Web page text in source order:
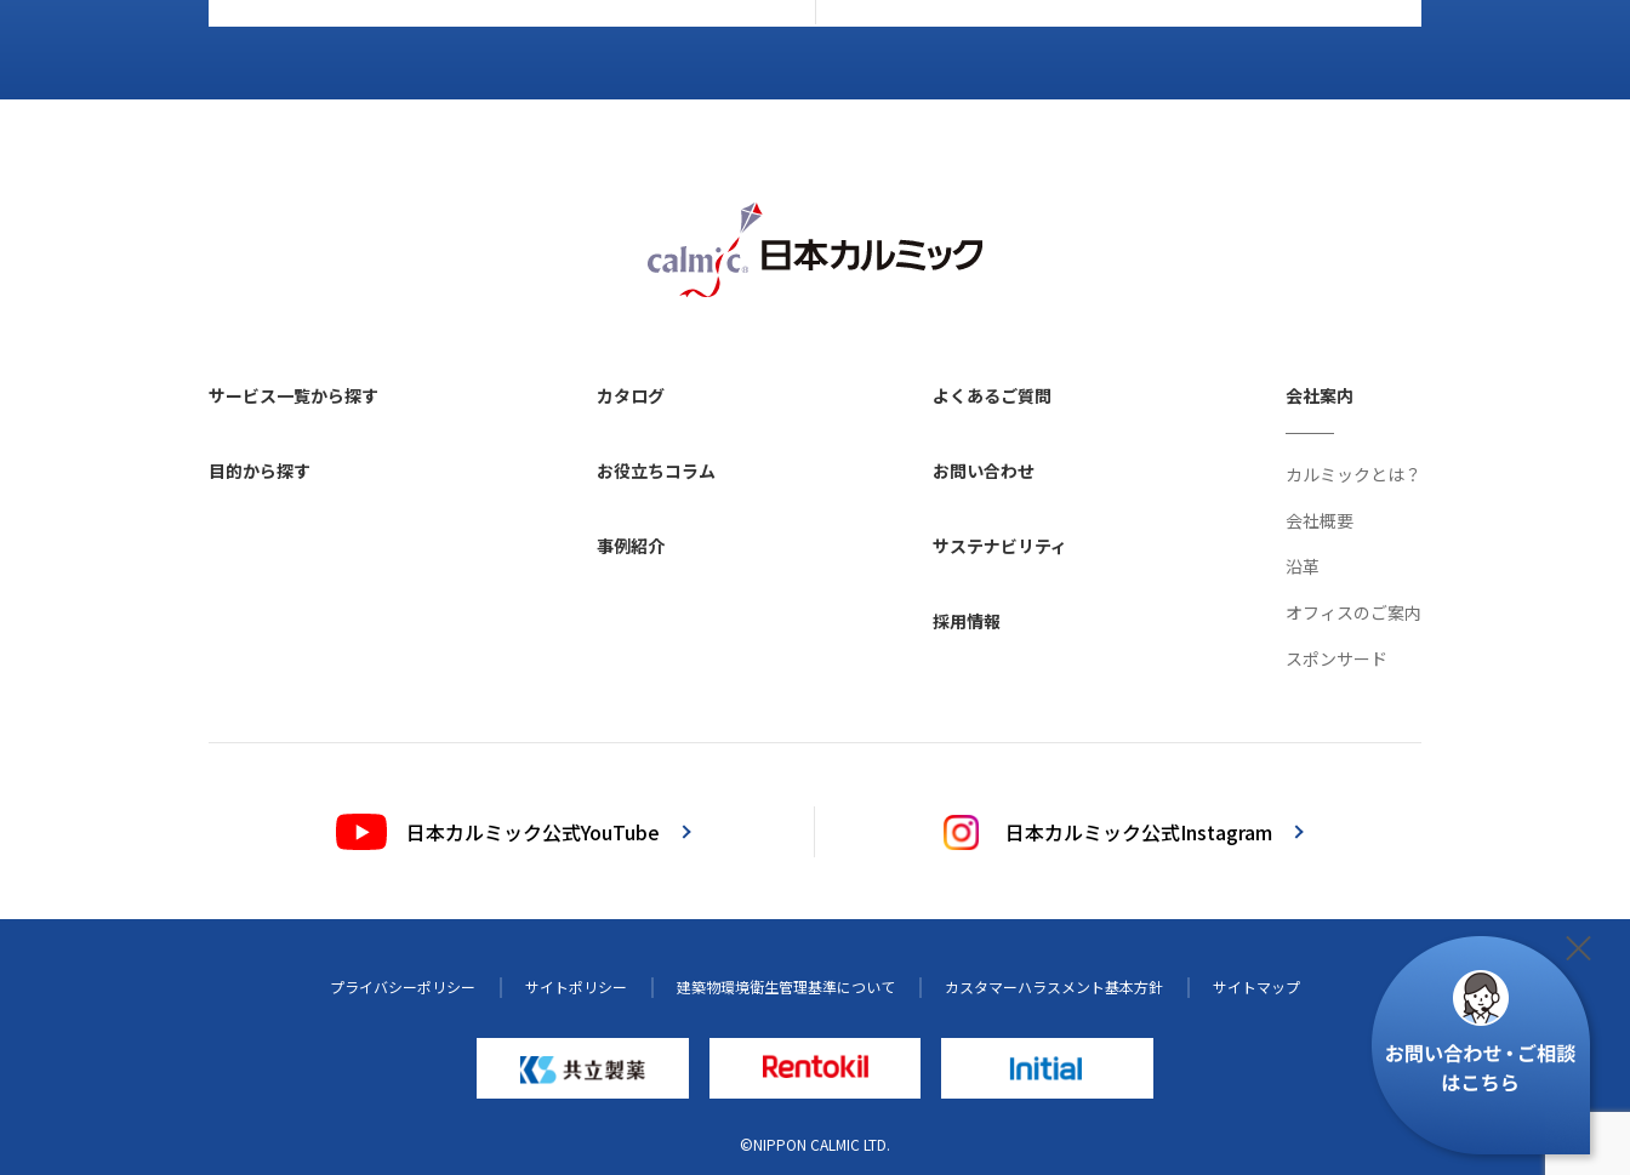
サービス一覧から探す
目的から探す
カタログ
お役立ちコラム
事例紹介
よくあるご質問
お問い合わせ
サステナビリティ
採用情報
会社案内
カルミックとは？
会社概要
沿革
オフィスのご案内
スポンサード
日本カルミック公式YouTube 日本カルミック公式Instagram
プライバシーポリシー サイトポリシー 建築物環境衛生管理基準について カスタマーハラスメント基本方針 サイトマップ
©NIPPON CALMIC LTD.